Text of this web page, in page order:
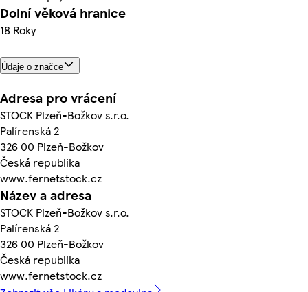
Dolní věková hranice
18 Roky
Údaje o značce
Adresa pro vrácení
STOCK Plzeň-Božkov s.r.o.
Palírenská 2
326 00 Plzeň-Božkov
Česká republika
www.fernetstock.cz
Název a adresa
STOCK Plzeň-Božkov s.r.o.
Palírenská 2
326 00 Plzeň-Božkov
Česká republika
www.fernetstock.cz